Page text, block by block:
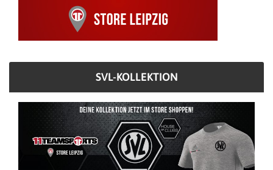
SVL-KOLLEKTION